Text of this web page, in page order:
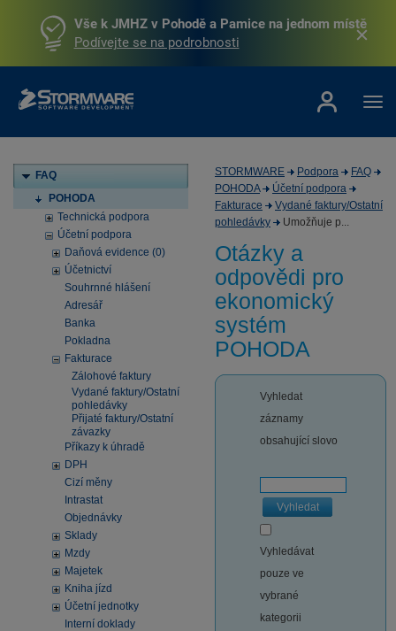
Vše k JMHZ v Pohodě a Pamice na jednom místě
Podívejte se na podrobnosti
FAQ
POHODA
Technická podpora
Účetní podpora
Daňová evidence (0)
Účetnictví
Souhrnné hlášení
Adresář
Banka
Pokladna
Fakturace
Zálohové faktury
Vydané faktury/Ostatní
pohledávky
Přijaté faktury/Ostatní
závazky
Příkazy k úhradě
DPH
Cizí měny
Intrastat
Objednávky
Sklady
Mzdy
Majetek
Kniha jízd
Účetní jednotky
Interní doklady
STORMWARE Podpora
FAQ
POHODA
Účetní podpora
Fakturace
Vydané faktury/Ostatní
pohledávky
Umožňuje p...
Otázky a
odpovědi pro
ekonomický
systém
POHODA
Vyhledat
záznamy
obsahující slovo
Vyhledat
Vyhledávat
pouze ve
vybrané
kategorii